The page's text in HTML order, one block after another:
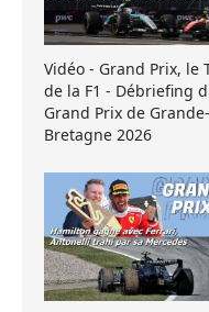
Vidéo - Grand Prix, le
de la F1 - Débriefing
Grand Prix de Grande-
Bretagne 2026